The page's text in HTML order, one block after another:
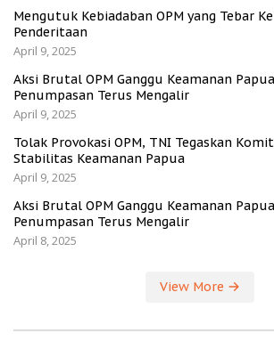
Mengutuk Kebiadaban OPM yang Tebar
Penderitaan
April 9, 2025
Aksi Brutal OPM Ganggu Keamanan
Penumpasan Terus Mengalir
April 9, 2025
Tolak Provokasi OPM, TNI Tegaskan
Stabilitas Keamanan Papua
April 9, 2025
Aksi Brutal OPM Ganggu Keamanan
Penumpasan Terus Mengalir
April 8, 2025
View More